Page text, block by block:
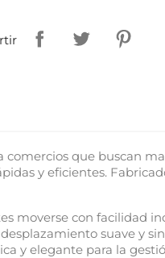
que buscan
y eficientes.
moverse con facilidad
suave y
y elegante para la